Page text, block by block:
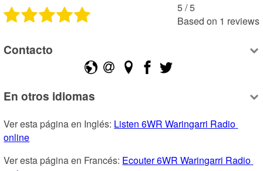
5 /5
Based on 1 reviews
Contacto
En otros idiomas
Ver esta página en Inglés: Listen 6WR Waringarri Radio
online
Ver esta página en Francés: Ecouter 6WR Waringarri Radio